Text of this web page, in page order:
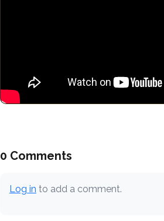
0 Comments
Log in to add a comment.